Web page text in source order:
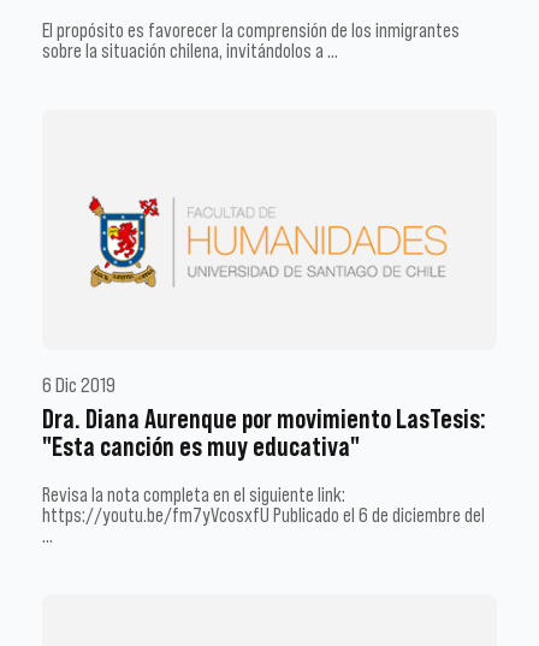
El propósito es favorecer la comprensión de los inmigrantes
sobre la situación chilena, invitándolos a …
6 Dic 2019
Dra. Diana Aurenque por movimiento LasTesis:
"Esta canción es muy educativa"
Revisa la nota completa en el siguiente link:
https://youtu.be/fm7yVcosxfU Publicado el 6 de diciembre del
…